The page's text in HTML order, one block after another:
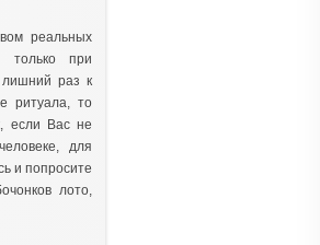
реальных
только при
лишний раз к
ритуала, то
если Вас не
для
и попросите
лото,